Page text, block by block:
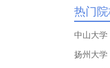
热门
中山大学
扬州大学